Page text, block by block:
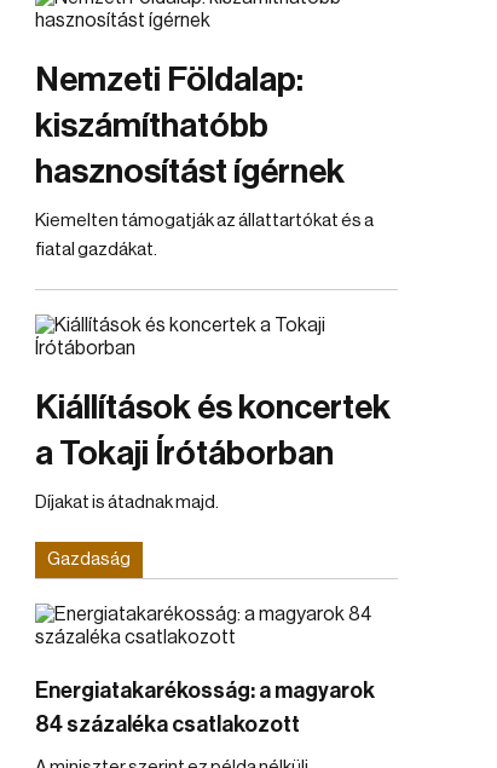
Nemzeti Földalap:
kiszámíthatóbb
hasznosítást ígérnek
Kiemelten támogatják az állattartókat és a
fiatal gazdákat.
Kiállítások és koncertek
a Tokaji Írótáborban
Díjakat is átadnak majd.
Gazdaság
Energiatakarékosság: a magyarok
84 százaléka csatlakozott